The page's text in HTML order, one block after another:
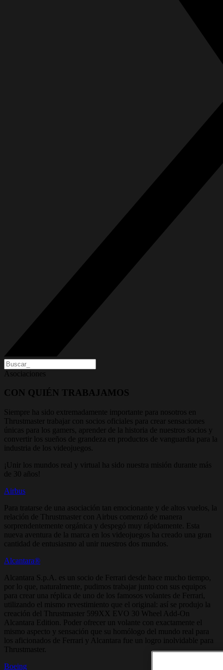
Asociaciones
CON QUIÉN TRABAJAMOS
Siempre ha sido extremadamente importante para nosotros en
Thrustmaster trabajar con socios oficiales para crear sensaciones
únicas para los gamers, aprender de la historia de nuestros socios y
convertir los sueños de grandeza en productos de vanguardia para la
industria de los videojuegos.
¡Unir los mundos real y virtual ha sido nuestra misión durante más
de 30 años!
Airbus
Para tratarse de una asociación tan emocionante y de altos vuelos, la
relación de Thrustmaster con Airbus comenzó de manera
sorprendentemente orgánica y despegó muy rápidamente. Esta
nueva aventura de la marca en los videojuegos ha creado una gran
cantidad de entusiasmo al unir nuestros dos mundos.
Alcantara®
Alcantara S.p.A. es un socio de Ferrari desde hace mucho tiempo,
por lo que, naturalmente, pudimos trabajar junto con sus equipos
para crear una réplica de uno de los famosos volantes de Ferrari,
utilizando el mismo revestimiento que el original: así se produjo la
creación del Thrustmaster 599XX EVO 30 Wheel Add-On
Alcantara Edition. Poder ofrecer un volante con exactamente el
mismo aspecto y sensación que su homólogo del mundo real para
los aficionados de Ferrari y Alcantara fue un logro inolvidable para
Thrustmaster.
Boeing